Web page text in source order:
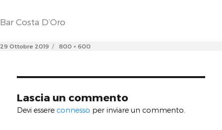
Bar Costa D’Oro
Posted
29 Ottobre 2019
Full
800 × 600
Lascia un commento
Devi essereconnesso per inviare un commento.